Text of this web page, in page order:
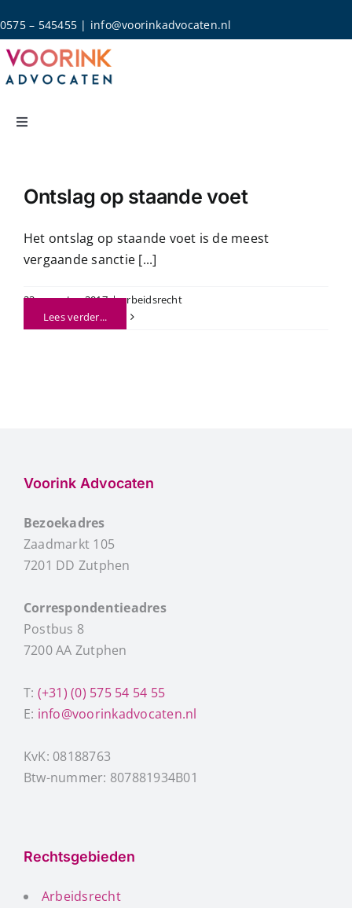
to
content
0575 – 545455 | info@voorinkadvocaten.nl
Toggle
Over Ons
Actueel
Ontslag op staande voet
Het ontslag op staande voet is de meest
vergaande sanctie [...]
23 augustus 2017 | arbeidsrecht
Lees verder...
Voorink Advocaten
Bezoekadres
Zaadmarkt 105
7201 DD Zutphen
Correspondentieadres
Postbus 8
7200 AA Zutphen
T: (+31) (0) 575 54 54 55
E: info@voorinkadvocaten.nl
KvK: 08188763
Btw-nummer: 807881934B01
Rechtsgebieden
Arbeidsrecht